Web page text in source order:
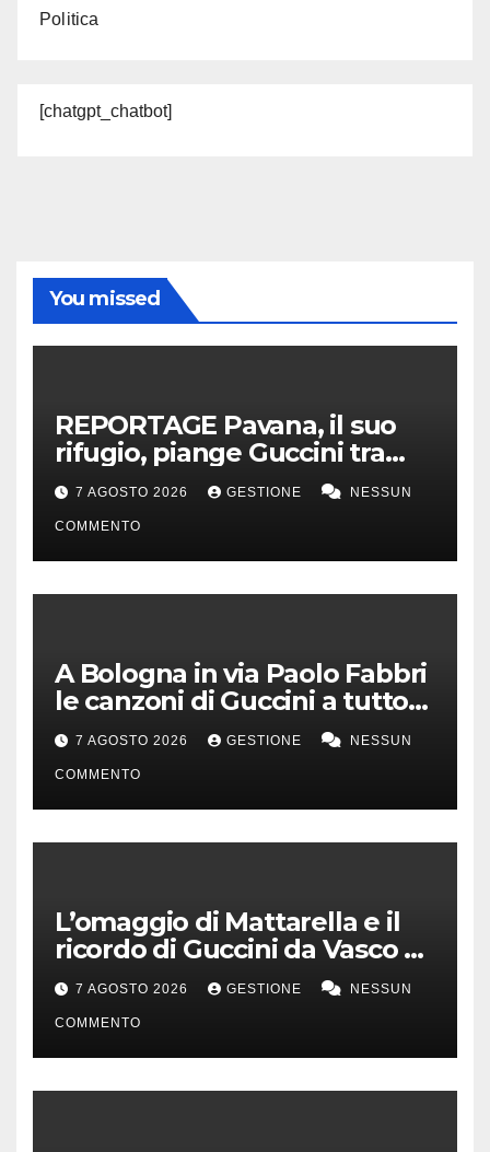
Politica
[chatgpt_chatbot]
You missed
REPORTAGE Pavana, il suo
rifugio, piange Guccini tra
silenzio, lacrime e fiori
7 AGOSTO 2026 GESTIONE NESSUN
COMMENTO
A Bologna in via Paolo Fabbri
le canzoni di Guccini a tutto
volume
7 AGOSTO 2026 GESTIONE NESSUN
COMMENTO
L’omaggio di Mattarella e il
ricordo di Guccini da Vasco a
Milo Manara
7 AGOSTO 2026 GESTIONE NESSUN
COMMENTO